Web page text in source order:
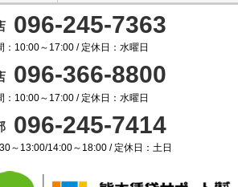
096-245-7363
：10:00～17:00 / 定休日：水曜日
096-366-8800
：10:00～17:00 / 定休日：水曜日
096-245-7414
～13:00/14:00～18:00 / 定休日：土日